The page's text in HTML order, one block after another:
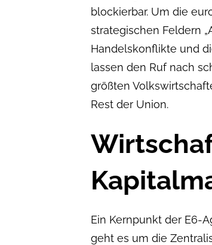
blockierbar. Um die
strategischen Feldern
Handelskonflikte und
lassen den Ruf nach
größten
Rest der Union.
Ein Kernpunkt der E6-
geht es um die